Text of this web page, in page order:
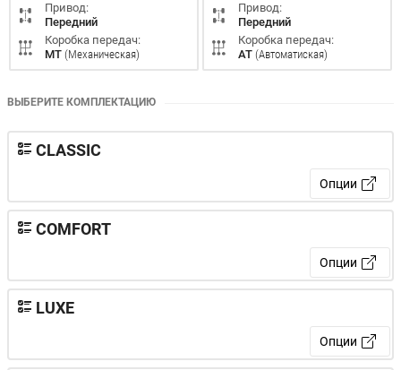
Привод:
Передний
Коробка передач:
MT(Механическая)
Привод:
Передний
Коробка передач:
AT(Автоматиская)
ВЫБЕРИТЕ КОМПЛЕКТАЦИЮ
CLASSIC
Опции
COMFORT
Опции
LUXE
Опции